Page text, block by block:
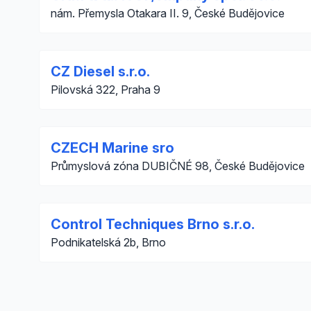
nám. Přemysla Otakara II. 9, České Budějovice
CZ Diesel s.r.o.
Pilovská 322, Praha 9
CZECH Marine sro
Průmyslová zóna DUBIČNÉ 98, České Budějovice
Control Techniques Brno s.r.o.
Podnikatelská 2b, Brno